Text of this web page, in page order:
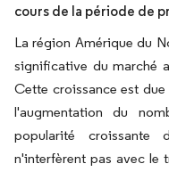
cours de la période de
La région Amérique du
significative du marché
Cette croissance est
l'augmentation du
popularité croissante
n'interfèrent pas avec le